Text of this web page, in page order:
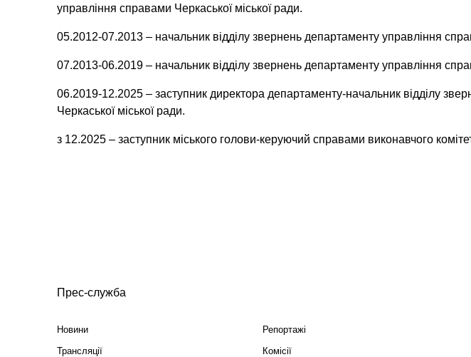
управління справами Черкаської міської ради.
05.2012-07.2013 – начальник відділу звернень департаменту управління
07.2013-06.2019 – начальник відділу звернень департаменту управління
06.2019-12.2025 – заступник директора департаменту-начальник відділу
Черкаської міської ради.
з 12.2025 – заступник міського голови-керуючий справами виконавчого
Прес-служба
Новини
Репортажі
Трансляції
Комісії